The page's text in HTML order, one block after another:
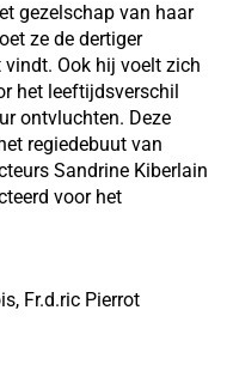
gezelschap van haar
ze de dertiger
vindt. Ook hij voelt zich
het leeftijdsverschil
ontvluchten. Deze
regiedebuut van
Sandrine Kiberlain
voor het
Fr.d.ric Pierrot